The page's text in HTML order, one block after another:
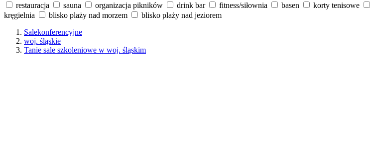
restauracja
sauna organizacja pikników drink bar fitness/siłownia basen korty tenisowe
kręgielnia
blisko plaży nad morzem
blisko plaży nad jeziorem
Salekonferencyjne
woj. śląskie
Tanie sale szkoleniowe w woj. śląskim